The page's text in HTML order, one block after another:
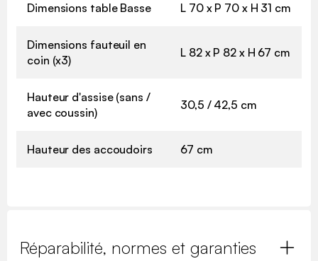
Dimensions table Basse L 70 x P 70 x H 31 cm
Dimensions fauteuil en
coin (x3)
L 82 x P 82 x H 67 cm
Hauteur d'assise (sans /
avec coussin)
30,5 / 42,5 cm
Hauteur des accoudoirs 67 cm
Réparabilité, normes et garanties